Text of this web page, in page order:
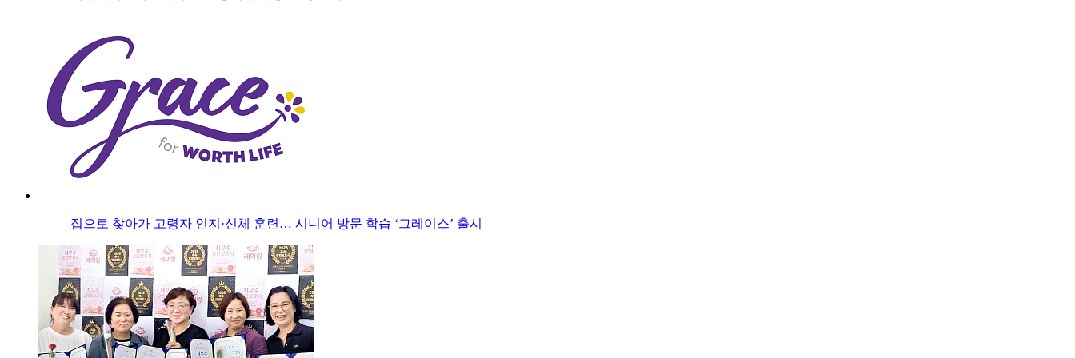
집으로 찾아가 고령자 인지·신체 훈련… 시니어 방문 학습 ‘그레이스’ 출시